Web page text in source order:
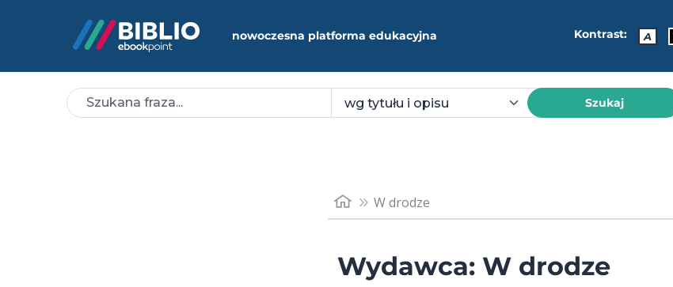
nowoczesna platforma edukacyjna Kontrast: A
Szukaj
W drodze
Wydawca: W drodze